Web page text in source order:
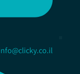
info@clicky.co.il